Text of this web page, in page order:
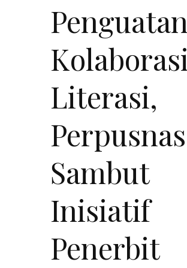
Penguatan
Kolaborasi
Literasi,
Perpusnas
Sambut
Inisiatif
Penerbit